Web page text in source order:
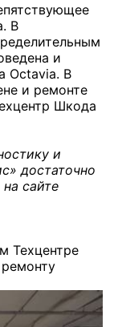
В
и
Octavia. В
и ремонте
Шкода
и
достаточно
сайте
Техцентре